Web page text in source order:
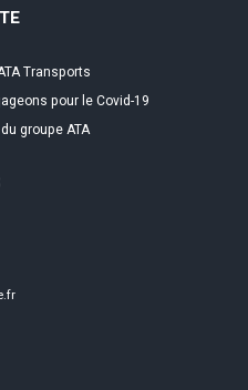
Transports
pour le Covid-19
groupe ATA